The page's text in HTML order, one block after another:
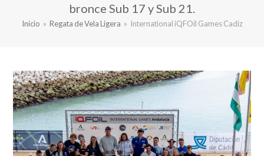
bronce Sub 17 y Sub 21.
Inicio » Regata de Vela Ligera » International iQFOil Games Cadiz